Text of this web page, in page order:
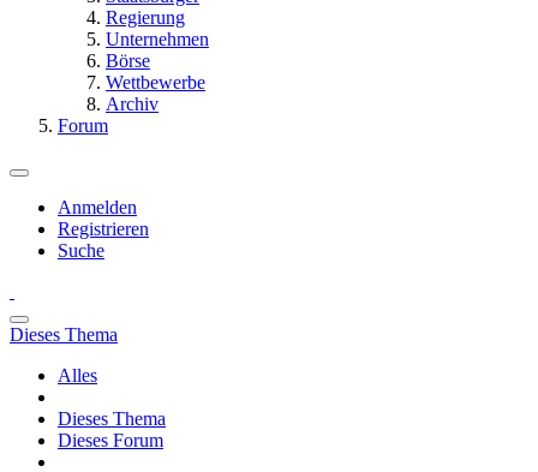
Regierung
Unternehmen
Börse
Wettbewerbe
Archiv
Forum
Anmelden
Registrieren
Suche
Dieses Thema
Alles
Dieses Thema
Dieses Forum